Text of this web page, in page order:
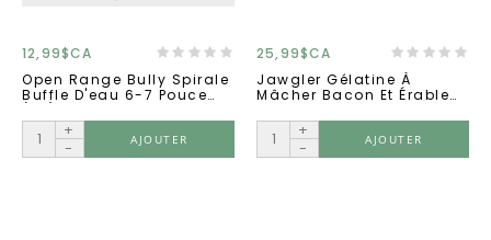
12,99$CA
Open Range Bully Spirale
Buffle D'eau 6-7 Pouce
+
-
AJOUTER
25,99$CA
Jawgler Gélatine À
Mâcher Bacon Et Érable
+
-
AJOUTER